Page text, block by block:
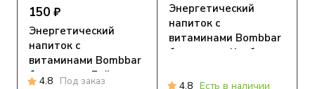
150 ₽
Энергетический
напиток с
витаминами Bombbar
без сахара, Лайм-
4.8 Под заказ
Энергетический
напиток с
витаминами Bombbar
без сахара, Клубника-
4.8 Есть в наличии